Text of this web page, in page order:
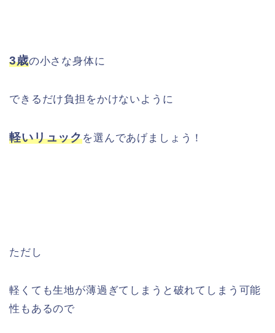
3歳の小さな身体に
できるだけ負担をかけないように
軽いリュックを選んであげましょう！
ただし
軽くても生地が薄過ぎてしまうと破れてしまう可能
性もあるので